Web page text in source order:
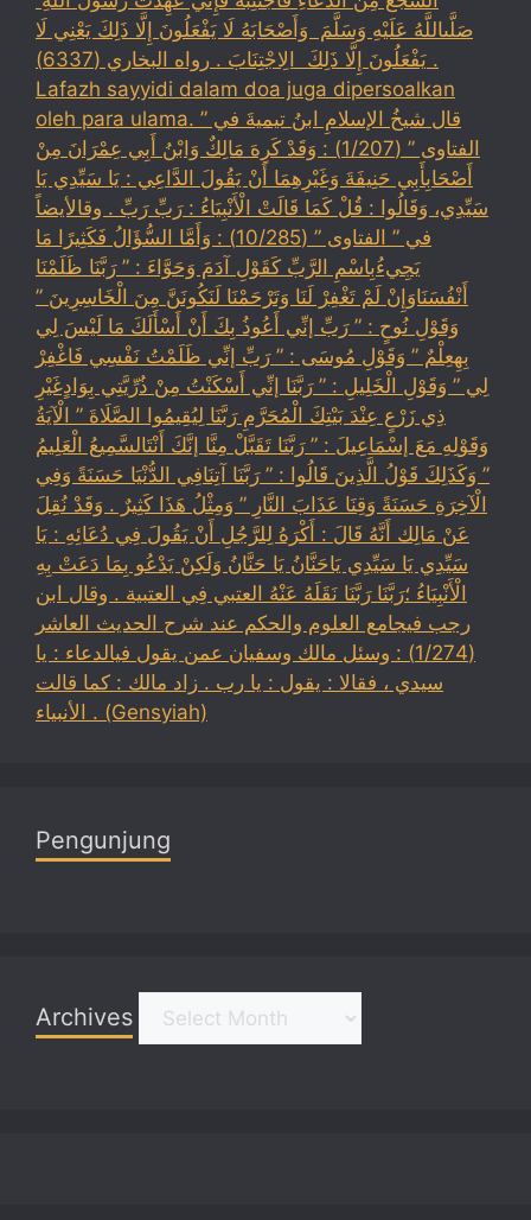
‏صَلَّىاللَّهُ عَلَيْهِ وَسَلَّمَ ‏ ‏وَأَصْحَابَهُ لَا يَفْعَلُونَ إِلَّا ذَلِكَ ‏‏يَعْنِي لَا
يَفْعَلُونَ إِلَّا ذَلِكَ ‏ ‏الِاجْتِنَابَ . رواه البخاري (6337) .
Lafazh sayyidi dalam doa juga dipersoalkan
oleh para ulama. قال شيخُ الإسلامِ ابنُ تيميةَ في ”
الفتاوى ” (1/207) : وَقَدْ كَرِهَ مَالِكٌ وَابْنُ أَبِي عِمْرَانَ مِنْ
أَصْحَابِأَبِي حَنِيفَةَ وَغَيْرِهِمَا أَنْ يَقُولَ الدَّاعِي : يَا سَيِّدِي يَا
سَيِّدِي، وَقَالُوا : قُلْ كَمَا قَالَتْ الْأَنْبِيَاءُ : رَبِّ رَبِّ . وقالأيضاً
في ” الفتاوى ” (10/285) : وَأَمَّا السُّؤَالُ فَكَثِيرًا مَا
يَجِيءُبِاسْمِ الرَّبِّ كَقَوْلِ آدَمَ وَحَوَّاءَ : ” رَبَّنَا ظَلَمْنَا
أَنْفُسَنَاوَإِنْ لَمْ تَغْفِرْ لَنَا وَتَرْحَمْنَا لَنَكُونَنَّ مِنَ الْخَاسِرِينَ ”
وَقَوْلِ نُوحٍ : ” رَبِّ إنِّي أَعُوذُ بِكَ أَنْ أَسْأَلَكَ مَا لَيْسَ لِي
بِهِعِلْمٌ ” وَقَوْلِ مُوسَى : ” رَبِّ إنِّي ظَلَمْتُ نَفْسِي فَاغْفِرْ
لِي ” وَقَوْلِ الْخَلِيلِ : ” رَبَّنَا إنِّي أَسْكَنْتُ مِنْ ذُرِّيَّتِي بِوَادٍغَيْرِ
ذِي زَرْعٍ عِنْدَ بَيْتِكَ الْمُحَرَّمِ رَبَّنَا لِيُقِيمُوا الصَّلَاةَ ” الْآيَةُ
وَقَوْلِهِ مَعَ إسْمَاعِيلَ : ” رَبَّنَا تَقَبَّلْ مِنَّا إنَّكَ أَنْتَالسَّمِيعُ الْعَلِيمُ
” وَكَذَلِكَ قَوْلُ الَّذِينَ قَالُوا : ” رَبَّنَا آتِنَافِي الدُّنْيَا حَسَنَةً وَفِي
الْآخِرَةِ حَسَنَةً وَقِنَا عَذَابَ النَّارِ ” وَمِثْلُ هَذَا كَثِيرٌ . وَقَدْ نُقِلَ
عَنْ مَالِك أَنَّهُ قَالَ : أَكْرَهُ لِلرَّجُلِ أَنْ يَقُولَ فِي دُعَائِهِ : يَا
سَيِّدِي يَا سَيِّدِي يَاحَنَّانُ يَا حَنَّانُ وَلَكِنْ يَدْعُو بِمَا دَعَتْ بِهِ
الْأَنْبِيَاءُ ؛رَبَّنَا رَبَّنَا نَقَلَهُ عَنْهُ العتبي فِي العتبية . وقال ابن
رجب فيجامع العلوم والحكم عند شرح الحديث العاشر
(1/274) : وسئل مالك وسفيان عمن يقول فيالدعاء : يا
سيدي ، فقالا : يقول : يا رب . زاد مالك : كما قالت
الأنبياء . (Gensyiah)
Pengunjung
Archives Archives